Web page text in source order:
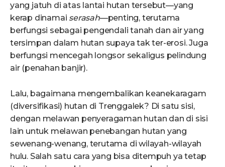
yang jatuh di atas lantai hutan tersebut—yang
kerap dinamai serasah—penting, terutama
berfungsi sebagai pengendali tanah dan air yang
tersimpan dalam hutan supaya tak ter-erosi. Juga
berfungsi mencegah longsor sekaligus pelindung
air (penahan banjir).
Lalu, bagaimana mengembalikan keanekaragam
(diversifikasi) hutan di Trenggalek? Di satu sisi,
dengan melawan penyeragaman hutan dan di sisi
lain untuk melawan penebangan hutan yang
sewenang-wenang, terutama di wilayah-wilayah
hulu. Salah satu cara yang bisa ditempuh ya tetap